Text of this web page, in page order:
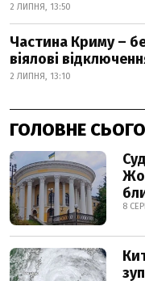
2 ЛИПНЯ, 13:50
Частина Криму –
віялові
2 ЛИПНЯ, 13:10
ГОЛОВНЕ
8